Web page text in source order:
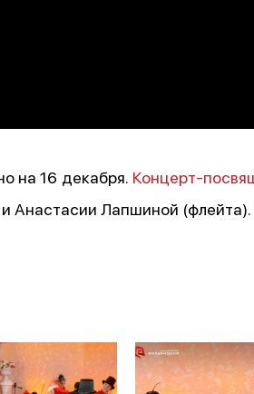
на 16 декабря. Концерт-
Анастасии Лапшиной (флейта).